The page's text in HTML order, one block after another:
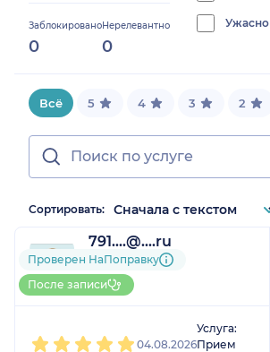
Заблокировано
0
Нерелевантно
0
0%
Ужасно
progress:
Всё 5 4 3 2
Сортировать:
791....@....ru
1 отзыв
До 5 записей через
НаПоправку
Проверен НаПоправку
После записи
04.08.2026
Услуга:
Прием